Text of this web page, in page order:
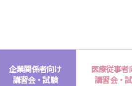
企業関係者向け
講習会・試験
医療従事者
講習会・